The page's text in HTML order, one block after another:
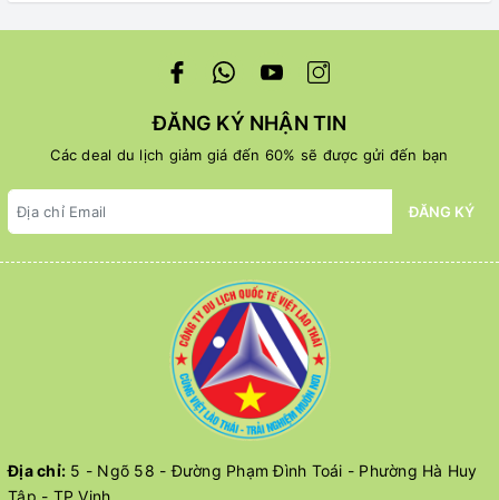
ĐĂNG KÝ NHẬN TIN
Các deal du lịch giảm giá đến 60% sẽ được gửi đến bạn
ĐĂNG KÝ
Địa chỉ: 5 - Ngõ 58 - Đường Phạm Đình Toái - Phường Hà Huy
Tập - TP.Vinh